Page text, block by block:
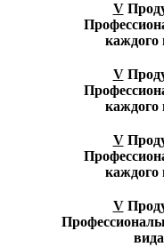
V
каждого
V
каждого
V
каждого
V